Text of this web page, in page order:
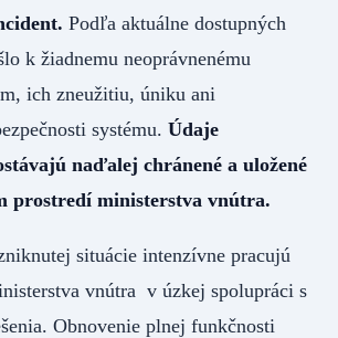
Podľa aktuálne dostupných
k žiadnemu neoprávnenému
ich zneužitiu, úniku ani
systému. Údaje
naďalej chránené a uložené
prostredí ministerstva vnútra.
situácie intenzívne pracujú
vnútra v úzkej spolupráci s
Obnovenie plnej funkčnosti